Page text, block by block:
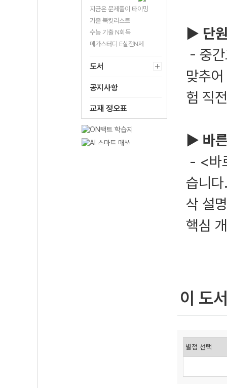
지금은 문제풀이 타이밍
기출 북킷리스트
수능 기출 N회독
메가스터디 E실전N제
도서
공지사항
교재 정오표
▶ 단
- 중
맞추
험 직
▶ 바
- <바
습니
삭 설
핵심
이 도